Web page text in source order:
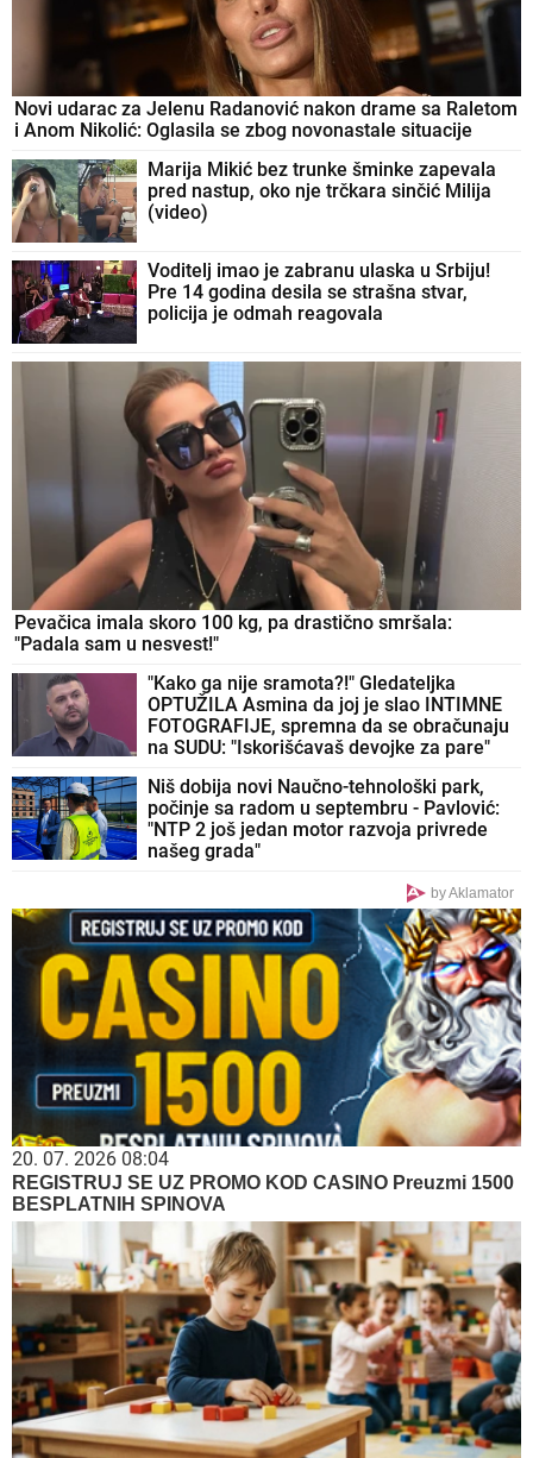
Novi udarac za Jelenu Radanović nakon drame sa Raletom
i Anom Nikolić: Oglasila se zbog novonastale situacije
Marija Mikić bez trunke šminke zapevala
pred nastup, oko nje trčkara sinčić Milija
(video)
Voditelj imao je zabranu ulaska u Srbiju!
Pre 14 godina desila se strašna stvar,
policija je odmah reagovala
Pevačica imala skoro 100 kg, pa drastično smršala:
"Padala sam u nesvest!"
"Kako ga nije sramota?!" Gledateljka
OPTUŽILA Asmina da joj je slao INTIMNE
FOTOGRAFIJE, spremna da se obračunaju
na SUDU: "Iskorišćavaš devojke za pare"
Niš dobija novi Naučno-tehnološki park,
počinje sa radom u septembru - Pavlović:
"NTP 2 još jedan motor razvoja privrede
našeg grada"
by Aklamator
20. 07. 2026 08:04
REGISTRUJ SE UZ PROMO KOD CASINO Preuzmi 1500
BESPLATNIH SPINOVA